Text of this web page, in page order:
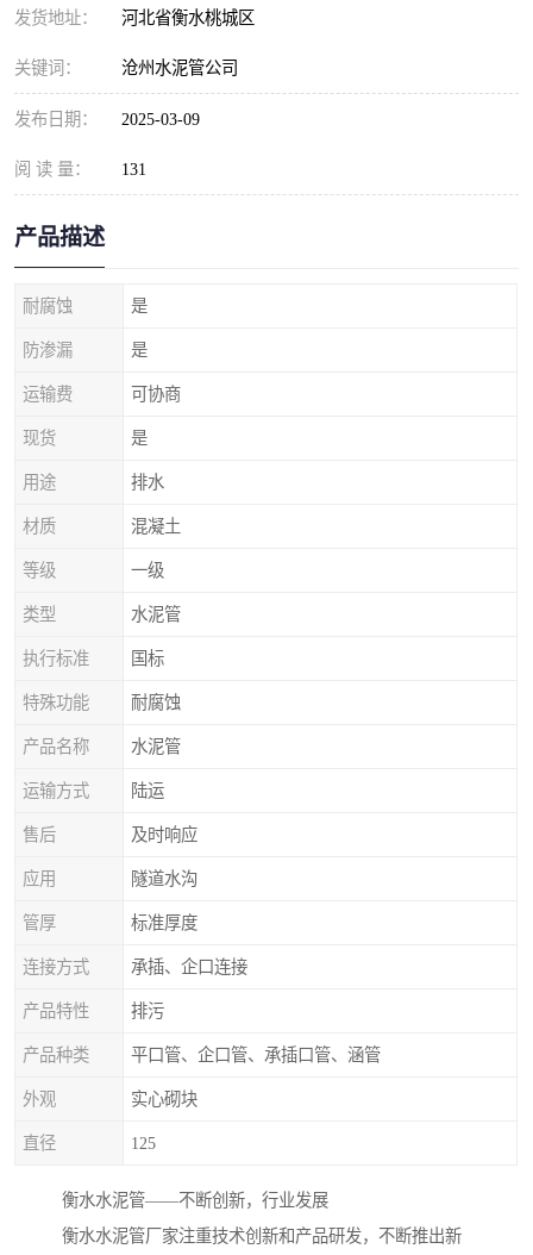
发货地址： 河北省衡水桃城区
关键词： 沧州水泥管公司
发布日期： 2025-03-09
阅 读 量： 131
产品描述
耐腐蚀 是
防渗漏 是
运输费 可协商
现货 是
用途 排水
材质 混凝土
等级 一级
类型 水泥管
执行标准 国标
特殊功能 耐腐蚀
产品名称 水泥管
运输方式 陆运
售后 及时响应
应用 隧道水沟
管厚 标准厚度
连接方式 承插、企口连接
产品特性 排污
产品种类 平口管、企口管、承插口管、涵管
外观 实心砌块
直径 125
衡水水泥管——不断创新，行业发展
衡水水泥管厂家注重技术创新和产品研发，不断推出新